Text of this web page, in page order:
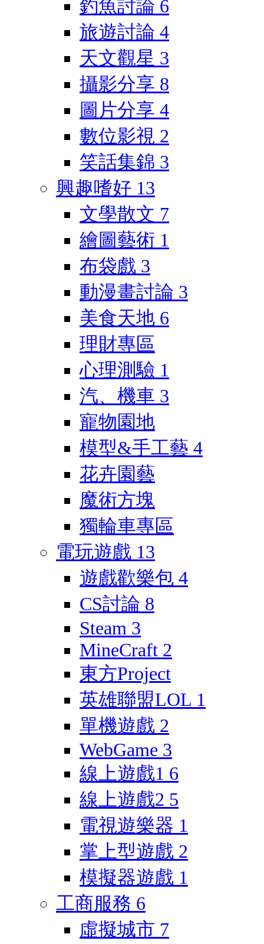
釣魚討論 6
旅遊討論 4
天文觀星 3
攝影分享 8
圖片分享 4
數位影視 2
笑話集錦 3
興趣嗜好 13
文學散文 7
繪圖藝術 1
布袋戲 3
動漫畫討論 3
美食天地 6
理財專區
心理測驗 1
汽、機車 3
寵物園地
模型&手工藝 4
花卉園藝
魔術方塊
獨輪車專區
電玩遊戲 13
遊戲歡樂包 4
CS討論 8
Steam 3
MineCraft 2
東方Project
英雄聯盟LOL 1
單機遊戲 2
WebGame 3
線上遊戲1 6
線上遊戲2 5
電視遊樂器 1
掌上型遊戲 2
模擬器遊戲 1
工商服務 6
虛擬城市 7